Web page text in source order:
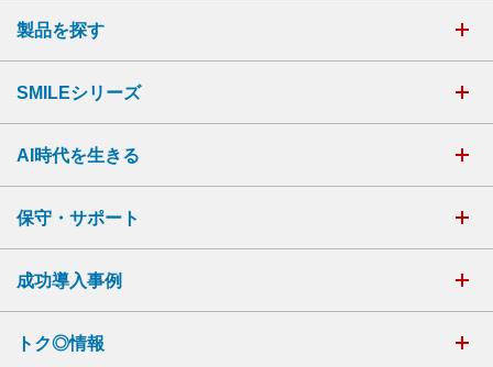
製品を探す
SMILEシリーズ
AI時代を生きる
保守・サポート
成功導入事例
トク◎情報